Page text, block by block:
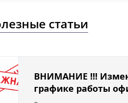
статьи
ВНИМАНИЕ !!!
графике работы